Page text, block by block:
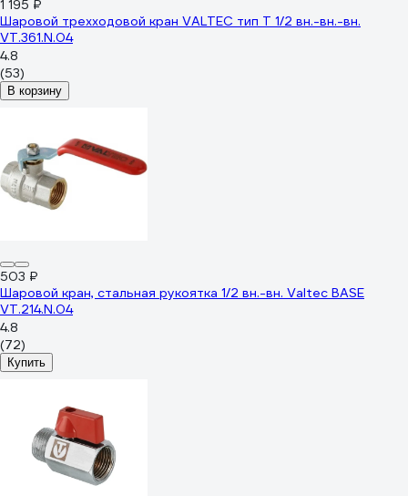
1 195 ₽
Шаровой трехходовой кран VALTEC тип Т 1/2 вн.-вн.-вн.
VT.361.N.04
4.8
(53)
В корзину
503 ₽
Шаровой кран, стальная рукоятка 1/2 вн.-вн. Valtec BASE
VT.214.N.04
4.8
(72)
Купить